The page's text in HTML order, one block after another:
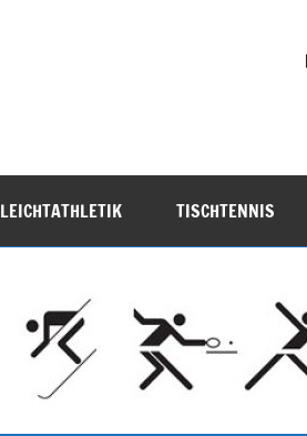
LEICHTATHLETIK TISCHTENNIS